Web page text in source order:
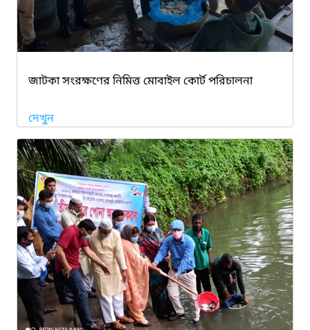
জাটকা সংরক্ষণের নিমিত্ত মোবাইল কোর্ট পরিচালনা
দেখুন